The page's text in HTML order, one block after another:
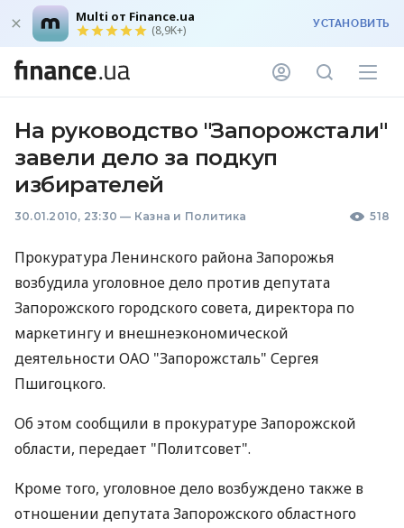
Multi от Finance.ua
(8,9K+) УСТАНОВИТЬ
На руководство "Запорожстали"
завели дело за подкуп
избирателей
30.01.2010, 23:30 — Казна и Политика 518
Прокуратура Ленинского района Запорожья
возбудила уголовное дело против депутата
Запорожского городского совета, директора по
маркетингу и внешнеэкономической
деятельности ОАО "Запорожсталь" Сергея
Пшигоцкого.
Об этом сообщили в прокуратуре Запорожской
области, передает "Политсовет".
Кроме того, уголовное дело возбуждено также в
отношении депутата Запорожского областного